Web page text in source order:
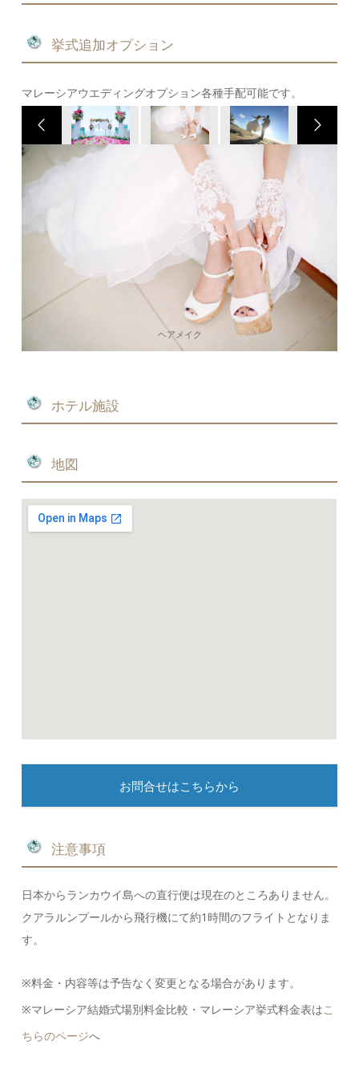
挙式追加オプション
マレーシアウエディングオプション各種手配可能です。
ヘアメイク
ホテル施設
地図
お問合せはこちらから
注意事項
日本からランカウイ島への直行便は現在のところありません。
クアラルンプールから飛行機にて約1時間のフライトとなりま
す。
※料金・内容等は予告なく変更となる場合があります。
※マレーシア結婚式場別料金比較・マレーシア挙式料金表はこ
ちらのページへ